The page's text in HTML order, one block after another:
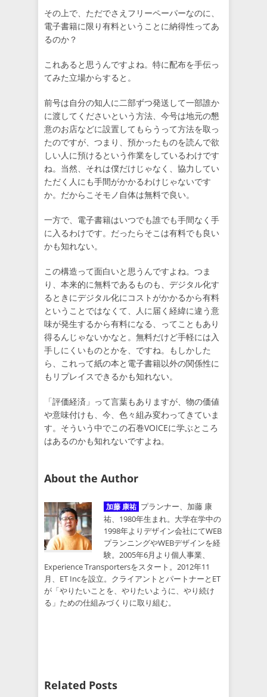
その上で、ただでさえフリーペーパーなのに、
電子書籍に限り有料ということに納得性ってあ
るのか？
これあると思うんですよね。特に配布を手伝っ
てみた立場からすると。
前号は自分の知人に二部ずつ発送して一部誰か
に渡してくださいという方法、今号は地元の懇
意のお店などに設置してもらうって方法を取っ
たのですが、つまり、預かったものを読んで欲
しい人に預けるという作業をしているわけです
ね。当然、それは僕だけじゃなく、協力してい
ただく人にも手間がかかるわけじゃないです
か。だからこそモノ自体は無料で良い。
一方で、電子書籍はいつでも誰でも手間なく手
に入るわけです。だったらそこは有料でも良い
かも知れない。
この構造って面白いと思うんですよね。つま
り、本来的に無料であるものも、デジタル化す
るときにデジタル化にコストがかかるから有料
ということではなくて、人に届く経緯に違う意
味が発生するから有料になる、ってこともあり
得るんじゃないかなと。無料だけど手軽には入
手しにくいものとかを、ですね。もしかした
ら、これって紙の本と電子書籍以外の関係性に
もリプレイスできるかも知れない。
「評価経済」って言葉もありますが、物の価値
や意味付けも、今、色々組み変わってきていま
す。そういう中でこの石巻VOICEに学ぶところ
はあるのかも知れないですよね。
About the Author
加藤 康祐 プランナー、加藤 康
祐、1980年生まれ。大学在学中の
1998年よりデザイン会社にてWEB
プランニングやWEBデザインを経
験。2005年6月より個人事業、
Experience Transportersをスタート。2012年11
月、ET Incを設立。クライアントとパートナーとET
が「やりたいことを、やりたいように、やり続け
る」ための仕組みづくりに取り組む。
Related Posts